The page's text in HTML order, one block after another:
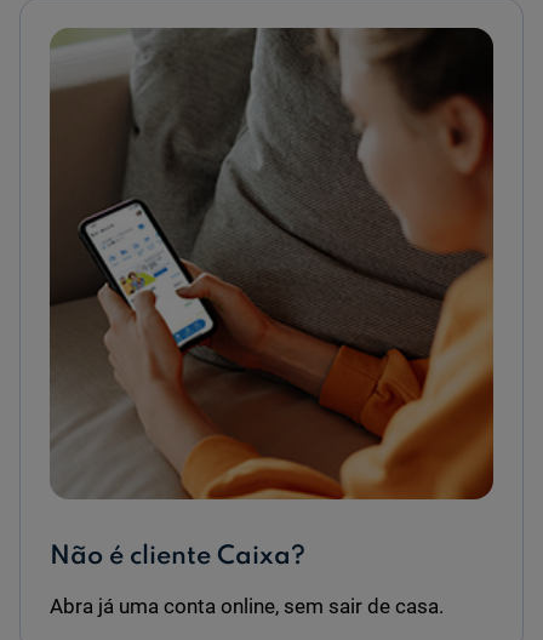
Não é cliente Caixa?
Abra já uma conta online, sem sair de casa.